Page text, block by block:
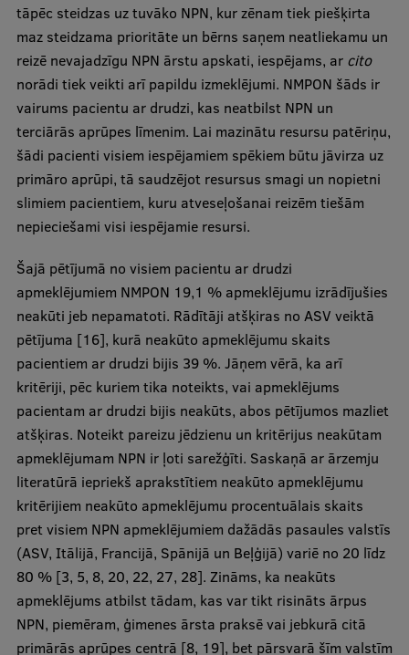
tāpēc steidzas uz tuvāko NPN, kur zēnam tiek piešķirta
maz steidzama prioritāte un bērns saņem neatliekamu un
reizē nevajadzīgu NPN ārstu apskati, iespējams, ar cito
norādi tiek veikti arī papildu izmeklējumi. NMPON šāds ir
vairums pacientu ar drudzi, kas neatbilst NPN un
terciārās aprūpes līmenim. Lai mazinātu resursu patēriņu,
šādi pacienti visiem iespējamiem spēkiem būtu jāvirza uz
primāro aprūpi, tā saudzējot resursus smagi un nopietni
slimiem pacientiem, kuru atveseļošanai reizēm tiešām
nepieciešami visi iespējamie resursi.
Šajā pētījumā no visiem pacientu ar drudzi
apmeklējumiem NMPON 19,1 % apmeklējumu izrādījušies
neakūti jeb nepamatoti. Rādītāji atšķiras no ASV veiktā
pētījuma [16], kurā neakūto apmeklējumu skaits
pacientiem ar drudzi bijis 39 %. Jāņem vērā, ka arī
kritēriji, pēc kuriem tika noteikts, vai apmeklējums
pacientam ar drudzi bijis neakūts, abos pētījumos mazliet
atšķiras. Noteikt pareizu jēdzienu un kritērijus neakūtam
apmeklējumam NPN ir ļoti sarežģīti. Saskaņā ar ārzemju
literatūrā iepriekš aprakstītiem neakūto apmeklējumu
kritērijiem neakūto apmeklējumu procentuālais skaits
pret visiem NPN apmeklējumiem dažādās pasaules valstīs
(ASV, Itālijā, Francijā, Spānijā un Beļģijā) variē no 20 līdz
80 % [3, 5, 8, 20, 22, 27, 28]. Zināms, ka neakūts
apmeklējums atbilst tādam, kas var tikt risināts ārpus
NPN, piemēram, ģimenes ārsta praksē vai jebkurā citā
primārās aprūpes centrā [8, 19], bet pārsvarā šīm valstīm